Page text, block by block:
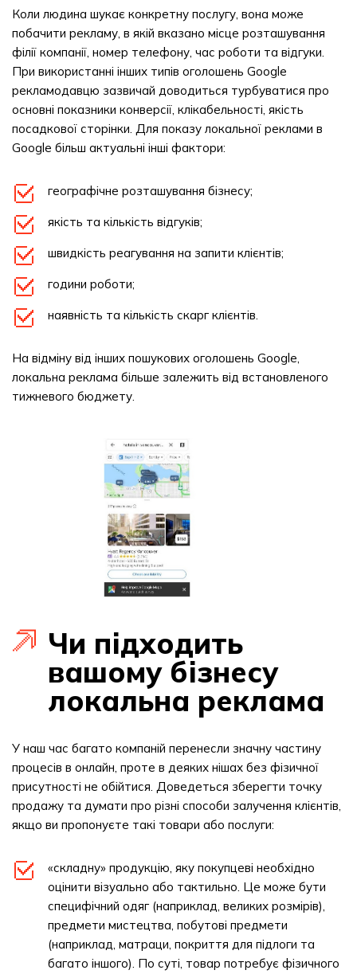
Коли людина шукає конкретну послугу, вона може
побачити рекламу, в якій вказано місце розташування
філії компанії, номер телефону, час роботи та відгуки.
При використанні інших типів оголошень Google
рекламодавцю зазвичай доводиться турбуватися про
основні показники конверсії, клікабельності, якість
посадкової сторінки. Для показу локальної реклами в
Google більш актуальні інші фактори:
географічне розташування бізнесу;
якість та кількість відгуків;
швидкість реагування на запити клієнтів;
години роботи;
наявність та кількість скарг клієнтів.
На відміну від інших пошукових оголошень Google,
локальна реклама більше залежить від встановленого
тижневого бюджету.
Чи підходить
вашому бізнесу
локальна реклама
У наш час багато компаній перенесли значну частину
процесів в онлайн, проте в деяких нішах без фізичної
присутності не обійтися. Доведеться зберегти точку
продажу та думати про різні способи залучення клієнтів,
якщо ви пропонуєте такі товари або послуги:
«складну» продукцію, яку покупцеві необхідно
оцінити візуально або тактильно. Це може бути
специфічний одяг (наприклад, великих розмірів),
предмети мистецтва, побутові предмети
(наприклад, матраци, покриття для підлоги та
багато іншого). По суті, товар потребує фізичного